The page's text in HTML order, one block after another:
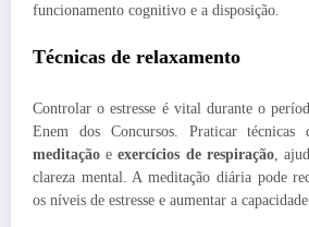
funcionamento cognitivo e a disposição.
Técnicas de relaxamento
Controlar o estresse é vital durante o
Enem dos Concursos. Praticar técnicas
meditação eexercícios de respiração,
clareza mental. A meditação diária pode
os níveis de estresse e aumentar a